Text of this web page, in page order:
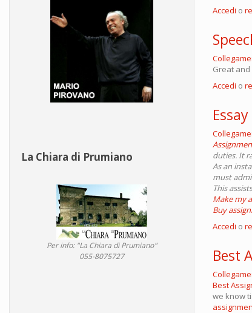
La Chiara di Prumiano
Per info: "La Chiara di Prumiano"
055-8075727
Accedi o
Great
Accedi o
duties. It
As an
must
This
Make my
Buy
Accedi o
Best
Best
we know